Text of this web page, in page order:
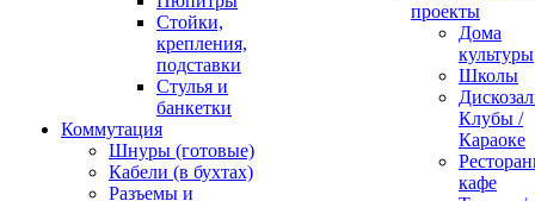
Стойки,
крепления,
подставки
Стулья и
банкетки
Коммутация
Шнуры (готовые)
Кабели (в бухтах)
Разъемы и
проекты
Дома
культуры
Школы
Клубы /
Караоке
кафе